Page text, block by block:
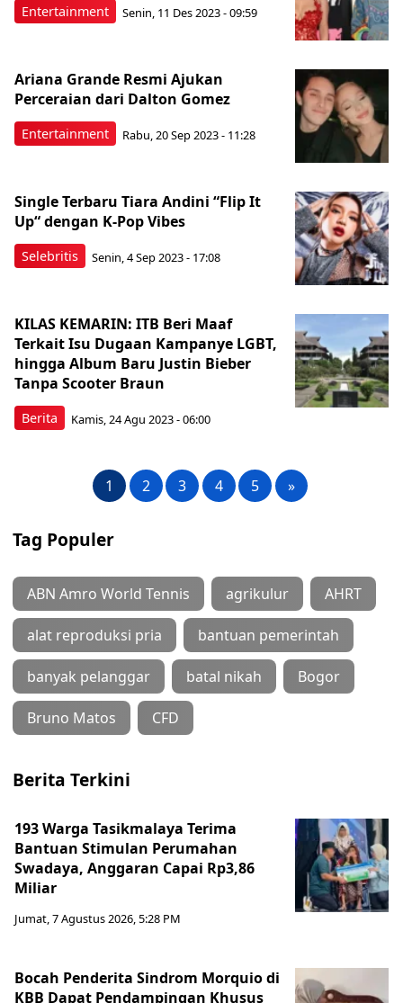
Entertainment Senin, 11 Des 2023 - 09:59
Entertainment
Ariana Grande Resmi Ajukan
Perceraian dari Dalton Gomez
Rabu, 20 Sep 2023 - 11:28
Selebritis
Single Terbaru Tiara Andini “Flip It
Up“ dengan K-Pop Vibes
Senin, 4 Sep 2023 - 17:08
Berita
KILAS KEMARIN: ITB Beri Maaf
Terkait Isu Dugaan Kampanye LGBT,
hingga Album Baru Justin Bieber
Tanpa Scooter Braun
Kamis, 24 Agu 2023 - 06:00
1 2 3 4 5 »
Tag Populer
ABN Amro World Tennis agrikulur AHRT
alat reproduksi pria bantuan pemerintah
banyak pelanggar batal nikah Bogor
Bruno Matos CFD
Berita Terkini
193 Warga Tasikmalaya Terima
Bantuan Stimulan Perumahan
Swadaya, Anggaran Capai Rp3,86
Miliar
Jumat, 7 Agustus 2026, 5:28 PM
Bocah Penderita Sindrom Morquio di
KBB Dapat Pendampingan Khusus